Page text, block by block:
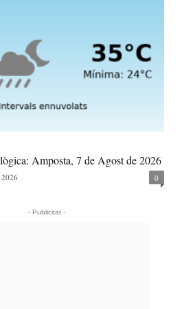
Amposta, 7 de Agost de 2026
0
- Publicitat -